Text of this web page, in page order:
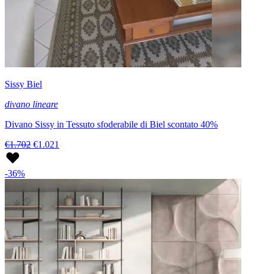
Sissy Biel
divano lineare
Divano Sissy in Tessuto sfoderabile di Biel scontato 40%
€1.702 €1.021
-36%